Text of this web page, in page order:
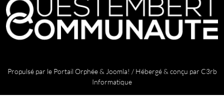
Propulsé par le Portail Orphée&Joomla! / Hébergé & conçu par C3rb
Informatique